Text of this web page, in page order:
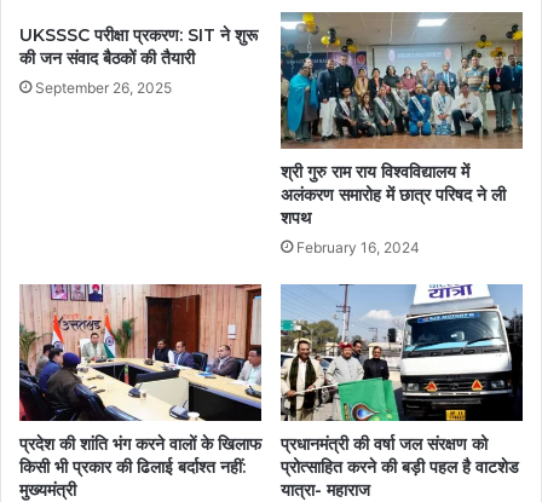
UKSSSC परीक्षा प्रकरण: SIT ने शुरू
की जन संवाद बैठकों की तैयारी
September 26, 2025
श्री गुरु राम राय विश्वविद्यालय में
अलंकरण समारोह में छात्र परिषद ने ली
शपथ
February 16, 2024
प्रदेश की शांति भंग करने वालों के खिलाफ
किसी भी प्रकार की ढिलाई बर्दाश्त नहीं:
मुख्यमंत्री
प्रधानमंत्री की वर्षा जल संरक्षण को
प्रोत्साहित करने की बड़ी पहल है वाटशेड
यात्रा- महाराज